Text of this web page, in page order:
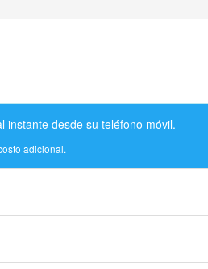
instante desde su teléfono móvil.
adicional.